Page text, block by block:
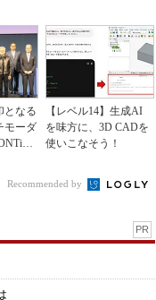
となる
モーダ
【レベル14】生成AI
を味方に、3D CADを
使いこなそう！
Recommended by
PR